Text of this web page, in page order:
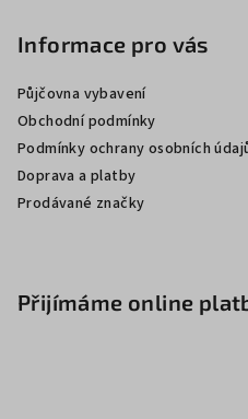
Informace pro vás
Půjčovna vybavení
Obchodní podmínky
Podmínky ochrany osobních
Doprava a platby
Prodávané značky
Přijímáme online